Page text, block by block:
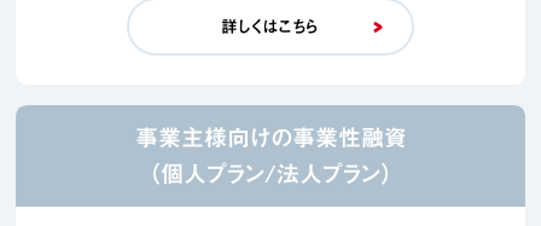
詳しくはこちら
事業主様向けの事業性融資
（個人プラン/法人プラン）